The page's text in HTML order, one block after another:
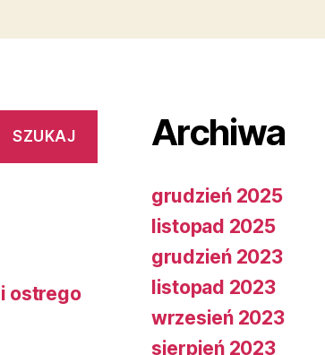
ostrego
Archiwa
grudzień 2025
listopad 2025
grudzień 2023
listopad 2023
wrzesień 2023
sierpień 2023